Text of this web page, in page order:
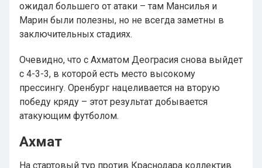
ожидал большего от атаки – там Мансилья и
Марин были полезны, но не всегда заметны в
заключительных стадиях.
Очевидно, что с Ахматом Деограсия снова выйдет
с 4-3-3, в которой есть место высокому
прессингу. Оренбург нацеливается на вторую
победу кряду – этот результат добывается
атакующим футболом.
Ахмат
На стартовый тур против Краснодара коллектив